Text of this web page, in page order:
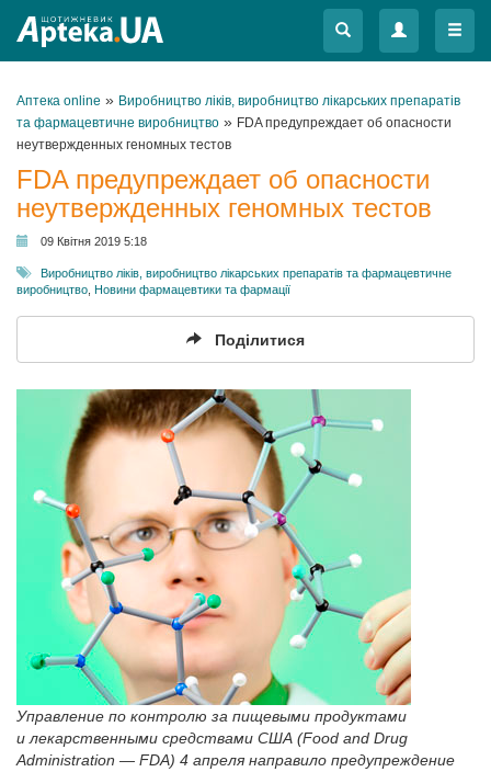
Меню
Меню
Аптека online » Виробництво ліків, виробництво лікарських препаратів
та фармацевтичне виробництво » FDA предупреждает об опасности
неутвержденных геномных тестов
FDA предупреждает об опасности
неутвержденных геномных тестов
09 Квітня 2019 5:18
Виробництво ліків, виробництво лікарських препаратів та фармацевтичне
виробництво Новини фармацевтики та фармації
Поділитися
Управление по контролю за пищевыми продуктами
и лекарственными средствами США (Food and Drug
Administration — FDA) 4 апреля направило предупреждение